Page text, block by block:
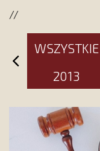
//
WSZYSTKIE
2013